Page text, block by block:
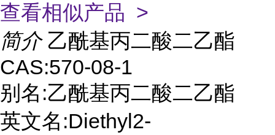
查看相似产品 >
简介 乙酰基丙二酸二乙酯
CAS:570-08-1
别名:乙酰基丙二酸二乙酯
英文名:Diethyl2-